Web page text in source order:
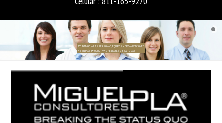
AYUDAMOS A LAS PERSONAS, EQUIPOS Y ORGANIZACIONES
A SER MÁS PRODUCTIVAS RENTABLES Y EXITOSAS